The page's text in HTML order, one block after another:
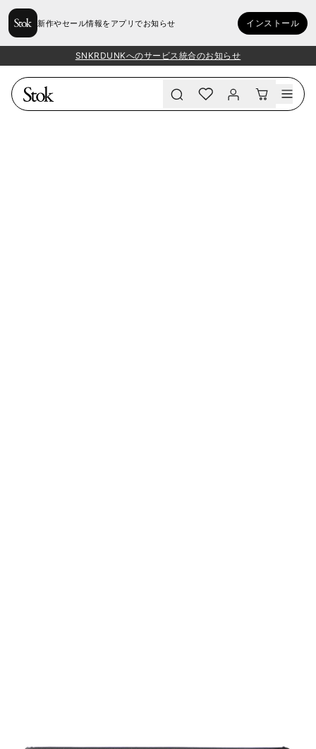
新作やセール情報をアプリでお知らせ インストール
SNKRDUNKへのサービス統合のお知らせ